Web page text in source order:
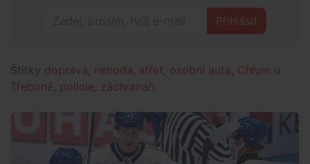
Přihlásit
Štítky doprava nehoda střet osobní auta Chlum u
Třeboně policie záchranáři